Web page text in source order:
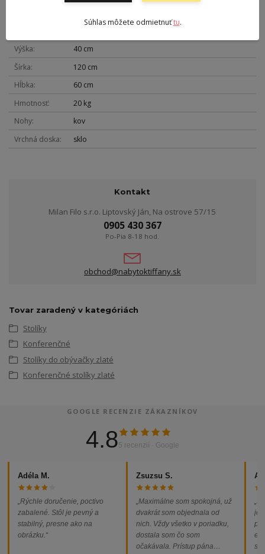
Parametre
Výška
40 cm
Šírka
120 cm
Hĺbka
60 cm
Hmotnosť
20 kg
Nohy
kov
Vrchná doska
sklo
Kontakt
Milan Filo s.r.o. Liptovský Ján, Na ostrove 57/15
0905 430 367
Po-Pia 8-18 hod.
obchod@nabytoktiffany.sk
Tovar zaradený v kategóriách
Stolíky
Konferenčné
Stolíky do obývačky zlaté
Konferenčné stolíky zlaté
GOOGLE RECENZIE ZÁKAZNÍKOV
4.85 recenzií · Google
Adéla M.
„Rýchle doručenie, poctivo
zabalené. Stôl je pevný a
stabilný, presne ako na
obrázku.“
Zsuzsu S.
„Maximálne som spokojná, už
dvakrát som objednala od
nich. Vždy všetko v poriadku,
dostala som čo som
očakávala. Prístup pána
Súhlas môžete odmietnuťtu.